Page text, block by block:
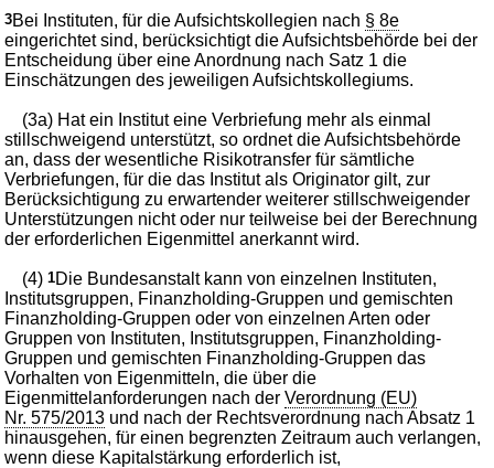
3Bei Instituten, für die Aufsichtskollegien nach § 8e
eingerichtet sind, berücksichtigt die Aufsichtsbehörde bei der
Entscheidung über eine Anordnung nach Satz 1 die
Einschätzungen des jeweiligen Aufsichtskollegiums.
(3a) Hat ein Institut eine Verbriefung mehr als einmal
stillschweigend unterstützt, so ordnet die Aufsichtsbehörde
an, dass der wesentliche Risikotransfer für sämtliche
Verbriefungen, für die das Institut als Originator gilt, zur
Berücksichtigung zu erwartender weiterer stillschweigender
Unterstützungen nicht oder nur teilweise bei der Berechnung
der erforderlichen Eigenmittel anerkannt wird.
(4)1Die Bundesanstalt kann von einzelnen Instituten,
Institutsgruppen, Finanzholding-Gruppen und gemischten
Finanzholding-Gruppen oder von einzelnen Arten oder
Gruppen von Instituten, Institutsgruppen, Finanzholding-
Gruppen und gemischten Finanzholding-Gruppen das
Vorhalten von Eigenmitteln, die über die
Eigenmittelanforderungen nach derVerordnung (EU)
Nr. 575/2013 und nach der Rechtsverordnung nach Absatz 1
hinausgehen, für einen begrenzten Zeitraum auch verlangen,
wenn diese Kapitalstärkung erforderlich ist,